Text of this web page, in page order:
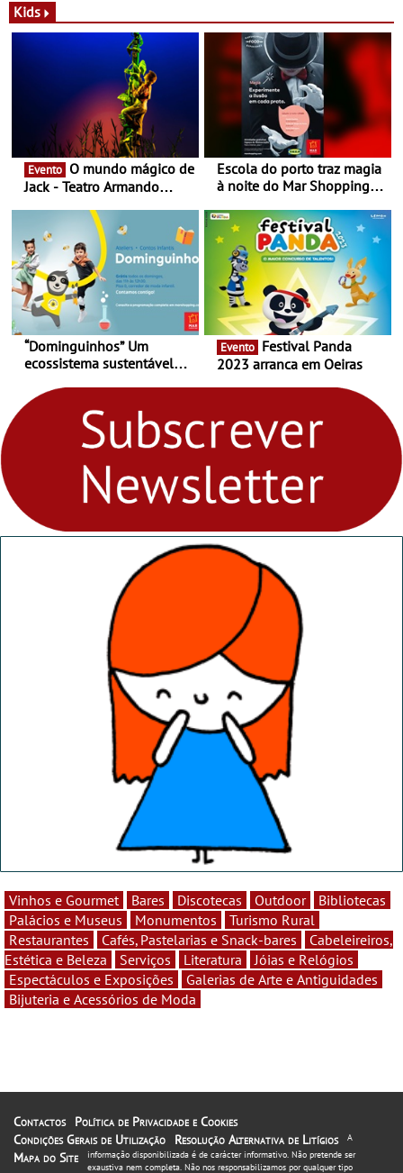
Novas - Edição limitada
Nespresso x Torres Novas
Shopping
Kids
Evento
Jack - Teatro Armando
Escola do porto traz magia
à noite do Mar Shopping
29 de abril, às 21h00
“Dominguinhos” Um
ecossistema sustentável
fores - Atelier de Educação
Ambiental nos
“Dominguinhos” de 23 de
Evento
2023 arranca em Oeiras
Vinhos e Gourmet Bares Discotecas Outdoor
Bibliotecas
Palácios e Museus
Monumentos
Turismo Rural
Restaurantes
Cafés, Pastelarias e Snack-bares
Cabeleireiros,
Estética e Beleza
Serviços Literatura
Jóias e Relógios
Espectáculos e Exposições
Galerias de Arte e Antiguidades
Bijuteria e Acessórios de Moda
Contactos
Política de Privacidade e Cookies
Condições Gerais de Utilização
Resolução Alternativa de Litígios
Mapa do Site
A
informação disponibilizada é de carácter informativo. Não pretende ser
exaustiva nem completa. Não nos responsabilizamos por qualquer tipo